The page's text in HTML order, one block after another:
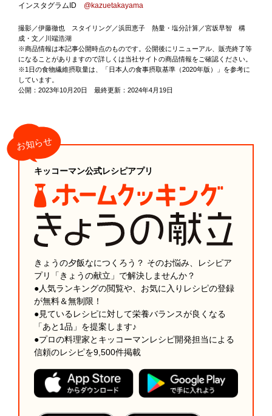
インスタグラムID @kazuetakayama
撮影／伊藤徹也 スタイリング／浜田恵子 熱量・塩分計算／宮坂早智 構
成・文／川端浩湖
※商品情報は本記事公開時点のものです。公開後にリニューアル、販売終了等
になることがありますので詳しくは当社サイトの商品情報をご確認ください。
※1日の食物繊維摂取量は、「日本人の食事摂取基準（2020年版）」を参考に
しています。
公開：2023年10月20日 最終更新：2024年4月19日
キッコーマン公式レシピアプリ
きょうの夕飯なにつくろう？ そのお悩み、レシピア
プリ「きょうの献立」で解決しませんか？
●人気ランキングの閲覧や、お気に入りレシピの登録
が無料＆無制限！
●見ているレシピに対して栄養バランスが良くなる
「あと1品」を提案します♪
●プロの料理家とキッコーマンレシピ開発担当による
信頼のレシピを9,500件掲載